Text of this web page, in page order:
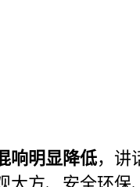
响明显降低，讲